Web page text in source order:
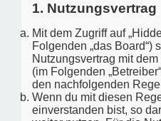
1. Nutzungsvertrag
Mit dem Zugriff auf
Folgenden „das Board“)
Nutzungsvertrag mit
(im Folgenden
den nachfolgenden
Wenn du mit diesen
einverstanden bist, so